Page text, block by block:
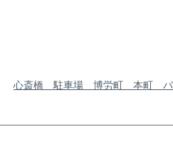
心斎橋 駐車場 博労町 本町 パ